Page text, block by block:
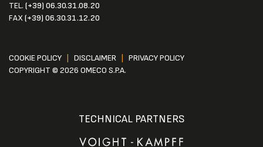
TEL. (+39) 06.30.31.08.20
FAX(+39) 06.30.31.12.20
COOKIE POLICY DISCLAIMER
PRIVACY POLICY
COPYRIGHT © 2026 OMECO S.P.A.
TECHNICAL PARTNERS